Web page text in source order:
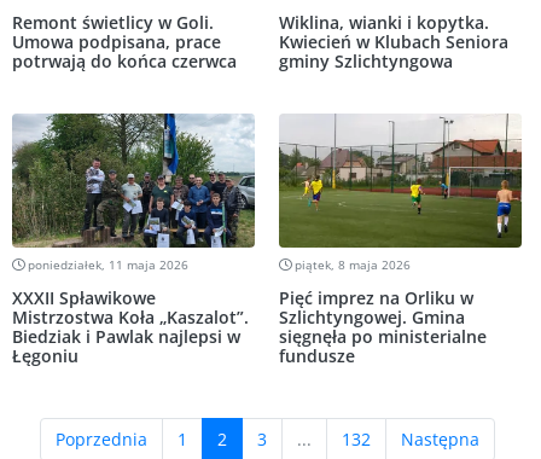
Remont świetlicy w Goli.
Umowa podpisana, prace
potrwają do końca czerwca
Wiklina, wianki i kopytka.
Kwiecień w Klubach Seniora
gminy Szlichtyngowa
poniedziałek, 11 maja 2026
XXXII Spławikowe
Mistrzostwa Koła „Kaszalot”.
Biedziak i Pawlak najlepsi w
Łęgoniu
piątek, 8 maja 2026
Pięć imprez na Orliku w
Szlichtyngowej. Gmina
sięgnęła po ministerialne
fundusze
Poprzednia 1 2(current)
3 ... 132 Następna